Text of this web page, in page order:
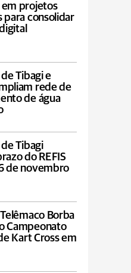
em projetos
para consolidar
Tibagi e
rede de
de água
Tibagi
do REFIS
de novembro
Borba
Campeonato
Kart Cross em